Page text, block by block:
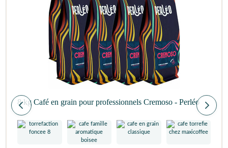
8 kg Café en grain pour professionnels Cremoso - Perléo